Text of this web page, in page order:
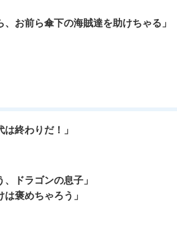
、お前ら傘下の海賊達を助けちゃる」
は終わりだ！」
、ドラゴンの息子」
は褒めちゃろう」